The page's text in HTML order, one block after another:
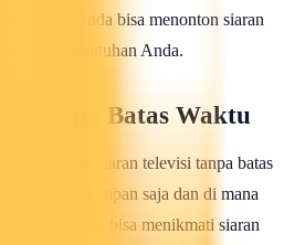
Anda bisa menonton siaran
dan kebutuhan Anda.
Tanpa Batas Waktu
menonton siaran televisi tanpa batas
televisi kapan saja dan di mana
waktu. Anda bisa menikmati siaran